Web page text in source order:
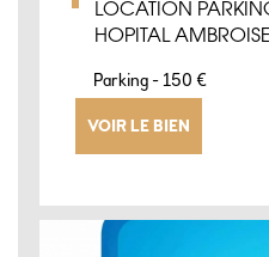
LOCATION
HOPITAL
Parking -150 €
VOIR LE BIEN